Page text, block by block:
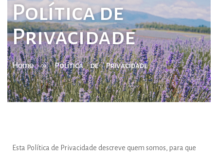
FORMAÇÕES
LIVRO
BLOG
CONTACTOS
ENGLISH
Política de
Privacidade
Home»Política de Privacidade
Esta Política de Privacidade descreve quem somos, para que